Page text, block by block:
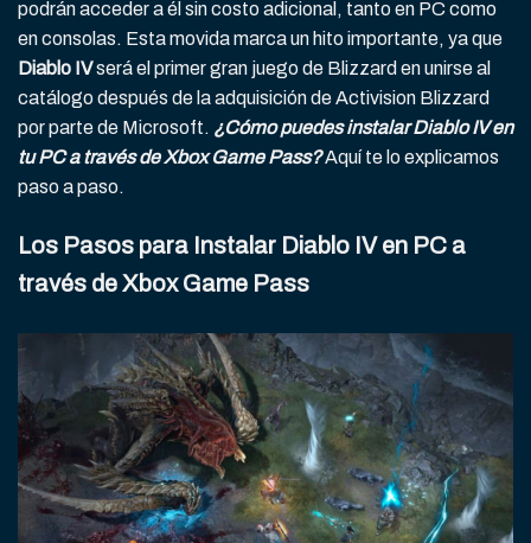
podrán acceder a él sin costo adicional, tanto en PC como
en consolas. Esta movida marca un hito importante, ya que
Diablo IVserá el primer gran juego de Blizzard en unirse al
catálogo después de la adquisición de Activision Blizzard
por parte de Microsoft. ¿Cómo puedes instalar Diablo IV en
tu PC a través de Xbox Game Pass?Aquí te lo explicamos
paso a paso.
Los Pasos para Instalar Diablo IV en PC a
través de Xbox Game Pass